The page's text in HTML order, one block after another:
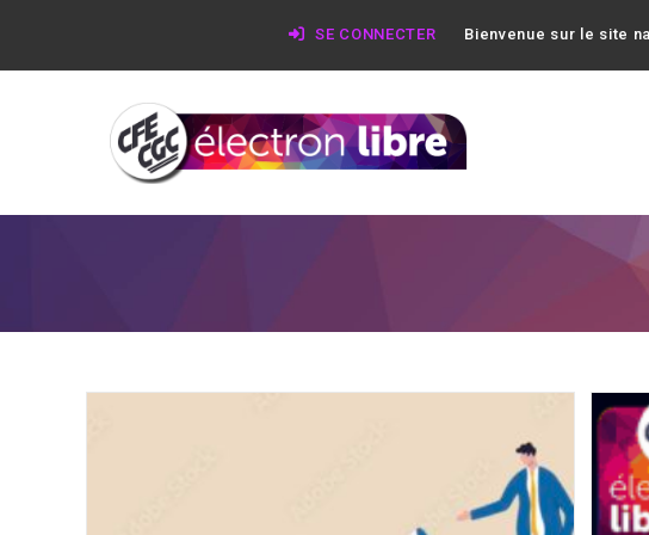
SE CONNECTER Bienvenue sur le site